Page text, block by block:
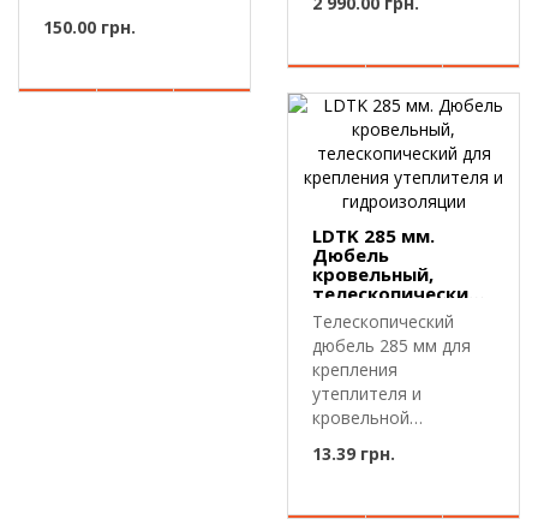
слюдяная
150.00 грн.
LDTK 285 мм.
Дюбель
кровельный,
телескопический
для крепления
утеплителя и
гидроизоляции
Телескопический
дюбель 285 мм для
крепления
утеплителя и
кровельной
мм — телескопи..
13.39 грн.